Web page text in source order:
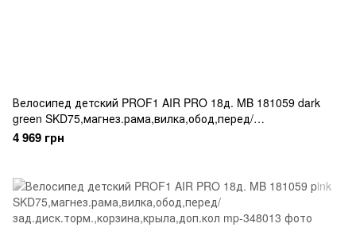
Велосипед детский PROF1 AIR PRO 18д. MB 181059 dark
green SKD75,магнез.рама,вилка,обод,перед/
зад.диск.торм.,корзина,крыла,доп.кол
4 969 грн